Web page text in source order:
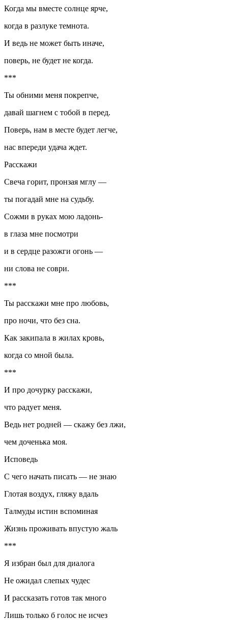
Когда мы вместе солнце ярче,
когда в разлуке темнота.
И ведь не может быть иначе,
поверь, не будет не когда.
***
Ты обними меня покрепче,
давай шагнем с тобой в перед.
Поверь, нам в месте будет легче,
нас впереди удача ждет.
Расскажи
Свеча горит, пронзая мглу —
ты погадай мне на судьбу.
Сожми в руках мою ладонь-
в глаза мне посмотри
и в сердце разожги огонь —
ни слова не соври.
***
Ты расскажи мне про любовь,
про ночи, что без сна.
Как закипала в жилах кровь,
когда со мной была.
***
И про дочурку расскажи,
что радует меня.
Ведь нет родней — скажу без лжи,
чем доченька моя.
Исповедь
С чего начать писать — не знаю
Глотая воздух, гляжу вдаль
Талмуды истин вспоминая
Жизнь проживать впустую жаль
***
Я избран был для диалога
Не ожидал слепых чудес
И рассказать готов так много
Лишь только б голос не исчез